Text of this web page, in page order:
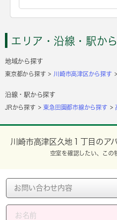
エリア・沿線・駅か
地域から探す
東京都から探す 川崎市高津区から探す
沿線・駅から探す
JRから探す 東急田園都市線から探す
川崎市高津区久地１丁目のア
空室を確認したい、この